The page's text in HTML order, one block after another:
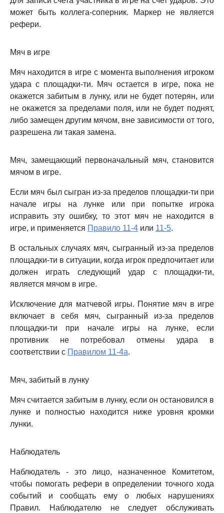
может быть коллега-соперник. Маркер не является
рефери.
Мяч в игре
Мяч находится в игре с момента выполнения игроком
удара с площадки-ти. Мяч остается в игре, пока не
окажется забитым в лунку, или не будет потерян, или
не окажется за пределами поля, или не будет поднят,
либо замещен другим мячом, вне зависимости от того,
разрешена ли такая замена.
Мяч, замещающий первоначальный мяч, становится
мячом в игре.
Если мяч был сыгран из-за пределов площадки-ти при
начале игры на лунке или при попытке игрока
исправить эту ошибку, то этот мяч не находится в
игре, и применяется Правило 11-4 или 11-5.
В остальных случаях мяч, сыгранный из-за пределов
площадки-ти в ситуации, когда игрок предпочитает или
должен играть следующий удар с площадки-ти,
является мячом в игре.
Исключение для матчевой игры. Понятие мяч в игре
включает в себя мяч, сыгранный из-за пределов
площадки-ти при начале игры на лунке, если
противник не потребовал отмены удара в
соответствии с Правилом 11-4a.
Мяч, забитый в лунку
Мяч считается забитым в лунку, если он остановился в
лунке и полностью находится ниже уровня кромки
лунки.
Наблюдатель
Наблюдатель - это лицо, назначенное Комитетом,
чтобы помогать рефери в определении точного хода
событий и сообщать ему о любых нарушениях
Правил. Наблюдателю не следует обслуживать